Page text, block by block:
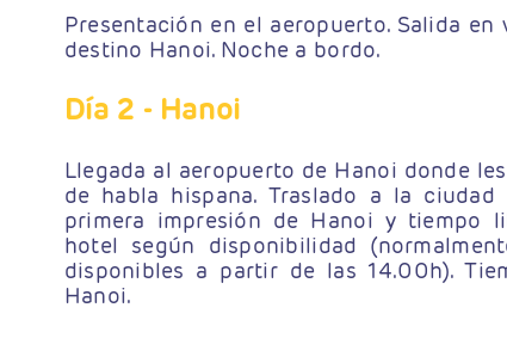
Presentación en el aeropuerto. Salida
destino Hanoi. Noche a bordo.
Día 2 - Hanoi
Llegada al aeropuerto de Hanoi donde
de habla hispana. Traslado a la ciudad
primera impresión de Hanoi y tiempo
hotel según disponibilidad
disponibles a partir de las 14.00h).
Hanoi.